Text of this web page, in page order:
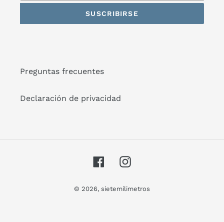
SUSCRIBIRSE
Preguntas frecuentes
Declaración de privacidad
FacebookInstagram
© 2026, sietemilimetros